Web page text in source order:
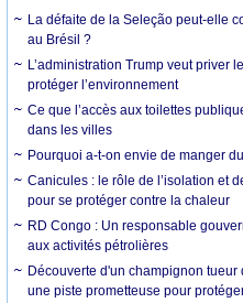
La défaite de la Seleção peut-elle
au Brésil ?
L’administration Trump veut priver
protéger l’environnement
Ce que l’accès aux toilettes
dans les villes
Pourquoi a-t-on envie de manger
Canicules : le rôle de l’isolation et
pour se protéger contre la chaleur
RD Congo : Un responsable
aux activités pétrolières
Découverte d'un champignon
une piste prometteuse pour